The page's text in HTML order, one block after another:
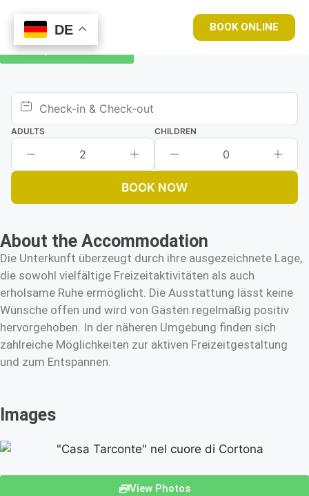
BOOK ONLINE
Book your room now
ADULTS
2
CHILDREN
0
BOOK NOW
About the Accommodation
Die Unterkunft überzeugt durch ihre ausgezeichnete Lage,
die sowohl vielfältige Freizeitaktivitäten als auch
erholsame Ruhe ermöglicht. Die Ausstattung lässt keine
Wünsche offen und wird von Gästen regelmäßig positiv
hervorgehoben. In der näheren Umgebung finden sich
zahlreiche Möglichkeiten zur aktiven Freizeitgestaltung
und zum Entspannen.
Images
View Photos
DE
DE